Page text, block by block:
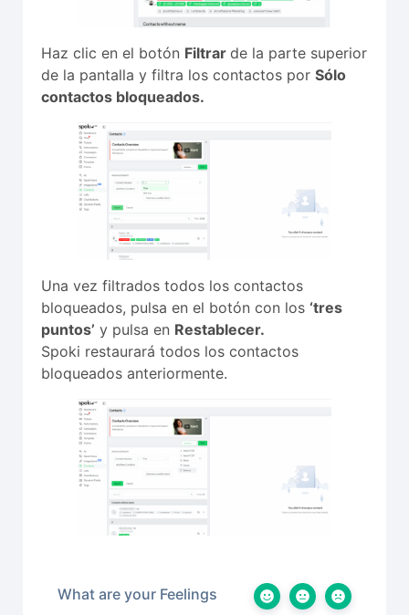
Haz clic en el botón Filtrar de la parte superior
de la pantalla y filtra los contactos por Sólo
contactos bloqueados.
Una vez filtrados todos los contactos
bloqueados, pulsa en el botón con los ‘tres
puntos’ y pulsa en Restablecer.
Spoki restaurará todos los contactos
bloqueados anteriormente.
What are your Feelings